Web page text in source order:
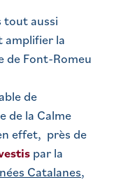
tout aussi
la
de Font-Romeu
de
de la Calme
effet, près de
par la
Catalanes,